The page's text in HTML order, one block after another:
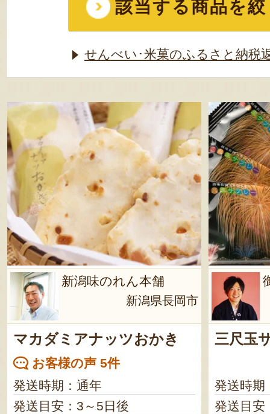
該当する商品を
せんべい･米菓のふるさと納税
新潟味のれん本舗
新潟県長岡市
マカダミアナッツおかき
お客様の声 5件
発送時期：通年
発送目安：3～5日後
三尺玉
発送時期
発送目安